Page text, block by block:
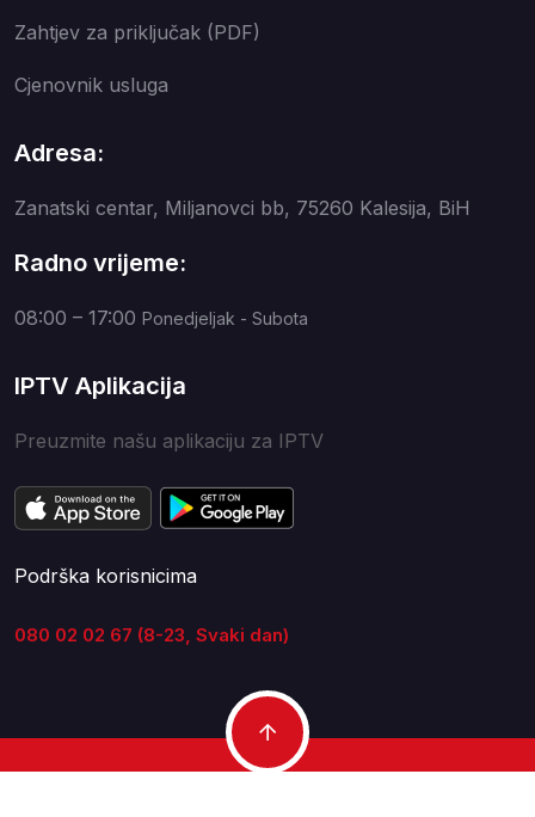
Zahtjev za priključak (PDF)
Cjenovnik usluga
Adresa:
Zanatski centar, Miljanovci bb, 75260 Kalesija, BiH
Radno vrijeme:
08:00 – 17:00 Ponedjeljak - Subota
IPTV Aplikacija
Preuzmite našu aplikaciju za IPTV
Podrška korisnicima
080 02 02 67 (8-23, Svaki dan)